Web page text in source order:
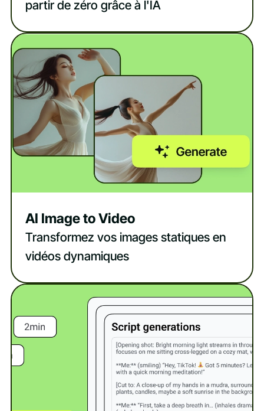
partir de zéro grâce à l'IA
AI Image to Video
Transformez vos images statiques en
vidéos dynamiques